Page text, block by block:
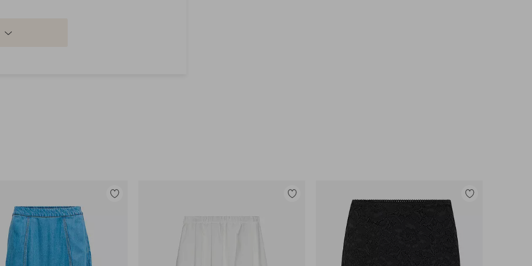
Lisää
Lisää
Lisää